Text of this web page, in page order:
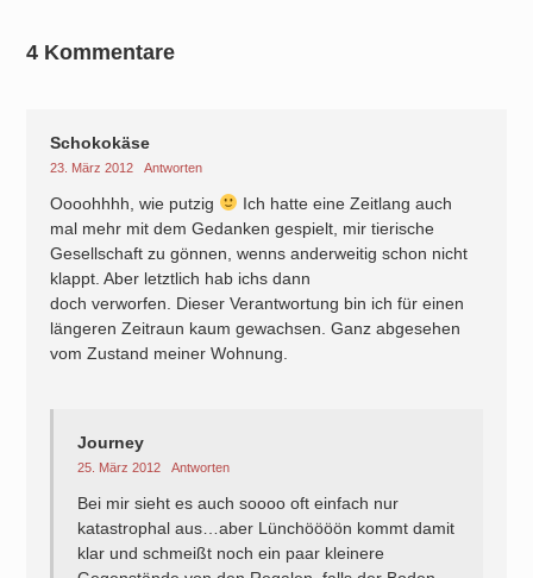
4 Kommentare
Schokokäse
23. März 2012 Antworten
Oooohhhh, wie putzig
Ich hatte eine Zeitlang auch
mal mehr mit dem Gedanken gespielt, mir tierische
Gesellschaft zu gönnen, wenns anderweitig schon nicht
klappt. Aber letztlich hab ichs dann
doch verworfen. Dieser Verantwortung bin ich für einen
längeren Zeitraun kaum gewachsen. Ganz abgesehen
vom Zustand meiner Wohnung.
Journey
25. März 2012 Antworten
Bei mir sieht es auch soooo oft einfach nur
katastrophal aus…aber Lünchöööön kommt damit
klar und schmeißt noch ein paar kleinere